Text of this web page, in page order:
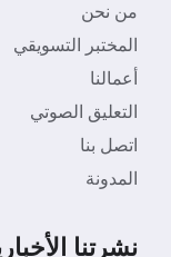
من نحن
المختبر التسويقي
أعمالنا
التعليق الصوتي
اتصل بنا
المدونة
نشرتنا